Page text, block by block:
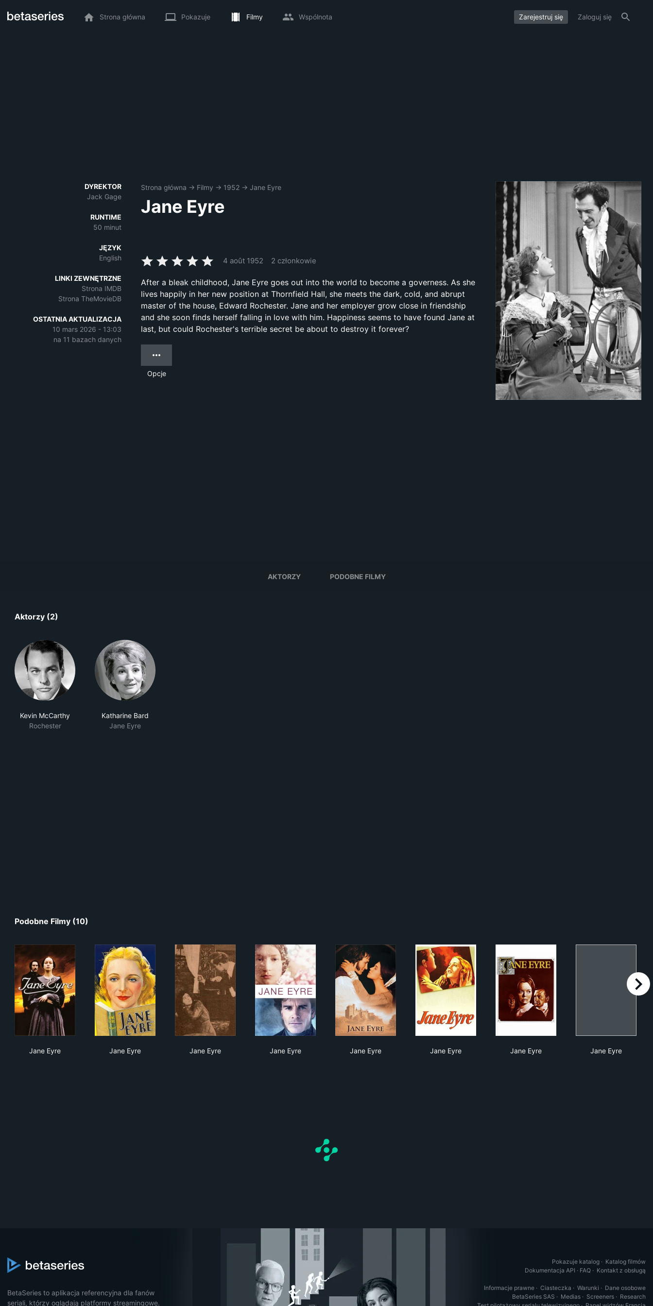
Strona główna Pokazuje Filmy Wspólnota Zarejestruj się Zaloguj się
DYREKTOR
Jack Gage
RUNTIME
50 minut
JĘZYK
English
LINKI ZEWNĘTRZNE
Strona IMDB
Strona TheMovieDB
OSTATNIA AKTUALIZACJA
10 mars 2026 - 13:03
na 11 bazach danych
Strona główna → Filmy → 1952 → Jane Eyre
Jane Eyre
4 août 1952 2 członkowie
After a bleak childhood, Jane Eyre goes out into the world to become a governess. As she
lives happily in her new position at Thornfield Hall, she meets the dark, cold, and abrupt
master of the house, Edward Rochester. Jane and her employer grow close in friendship
and she soon finds herself falling in love with him. Happiness seems to have found Jane at
last, but could Rochester's terrible secret be about to destroy it forever?
Opcje
AKTORZY PODOBNE FILMY
Aktorzy (2)
Kevin McCarthy
Rochester
Katharine Bard
Jane Eyre
Podobne Filmy (10)
Jane Eyre
Jane Eyre
Jane Eyre
Jane Eyre
Jane Eyre
Jane Eyre
Jane Eyre
Jane Eyre
right
BetaSeries to aplikacja referencyjna dla fanów
seriali, którzy oglądają platformy streamingowe.
Pokazuje katalog · Katalog filmów
Dokumentacja API · FAQ · Kontakt z obsługą
Informacje prawne · Ciasteczka · Warunki · Dane osobowe
BetaSeries SAS · Medias · Screeners · Research